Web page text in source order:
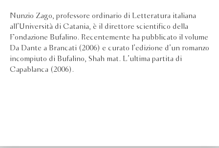
Nunzio Zago, professore ordinario di Letteratura italiana
all’Università di Catania, è il direttore scientifico della
Fondazione Bufalino. Recentemente ha pubblicato il volume
Da Dante a Brancati (2006) e curato l’edizione d’un romanzo
incompiuto di Bufalino, Shah mat. L’ultima partita di
Capablanca (2006).